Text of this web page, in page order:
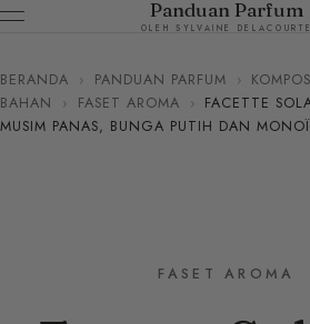
Panduan Parfum
OLEH SYLVAINE DELACOURTE
BERANDA › PANDUAN PARFUM ›
BAHAN
› FASET AROMA › FACETTE
MUSIM PANAS, BUNGA PUTIH DAN MONOÏ
FASET AROMA